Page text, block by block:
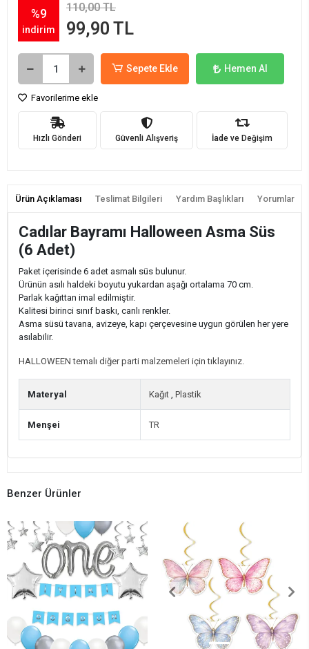
%9
indirim
110,00 TL
99,90 TL
Sepete Ekle Hemen Al
Favorilerime ekle
Hızlı Gönderi Güvenli Alışveriş İade ve Değişim
Ürün Açıklaması Teslimat Bilgileri Yardım Başlıkları Yorumlar
Cadılar Bayramı Halloween Asma Süs
(6 Adet)
Paket içerisinde 6 adet asmalı süs bulunur.
Ürünün asılı haldeki boyutu yukardan aşağı ortalama 70 cm.
Parlak kağıttan imal edilmiştir.
Kalitesi birinci sınıf baskı, canlı renkler.
Asma süsü tavana, avizeye, kapı çerçevesine uygun görülen her yere
asılabilir.
HALLOWEEN temalı diğer parti malzemeleri için tıklayınız.
Materyal Kağıt , Plastik
Menşei TR
Benzer Ürünler